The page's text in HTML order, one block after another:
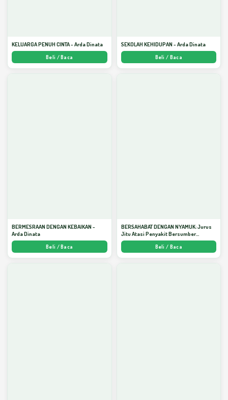
KELUARGA PENUH CINTA - Arda Dinata
Beli / Baca
SEKOLAH KEHIDUPAN - Arda Dinata
Beli / Baca
BERMESRAAN DENGAN KEBAIKAN -
Arda Dinata
Beli / Baca
BERSAHABAT DENGAN NYAMUK: Jurus
Jitu Atasi Penyakit Bersumber
Nyamuk - Arda Dinata
Beli / Baca